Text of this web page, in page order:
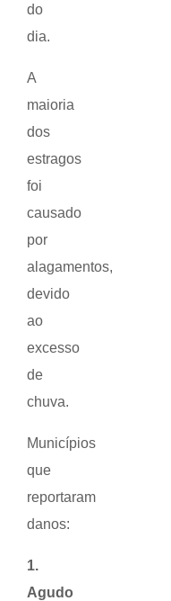
do
dia.
A
maioria
dos
estragos
foi
causado
por
alagamentos,
devido
ao
excesso
de
chuva.
Municípios
que
reportaram
danos:
1.
Agudo